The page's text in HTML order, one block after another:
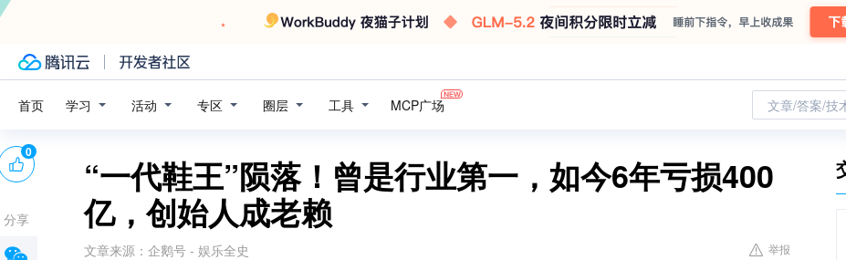
首页 学习 活动 专区 圈层 工具 MCP广场 文章/答案/技
“一代鞋王”陨落！曾是行业第一，如今6年亏损400
亿，创始人成老赖
文章来源： 企鹅号 - 娱乐全史 举报
0
分享